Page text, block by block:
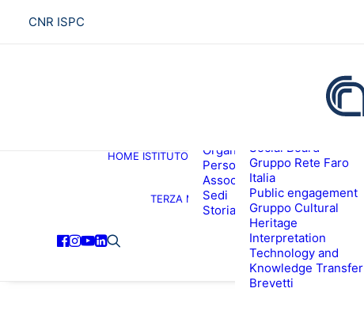
CNR ISPC
HOME ISTITUTO
Organigramma
Personale
Associati ISPC
Sedi
Storia
TERZA MISSIONE
Social Board
Gruppo Rete Faro
Italia
Public engagement
Gruppo Cultural
Heritage
Interpretation
Technology and
Knowledge Transfer
Brevetti